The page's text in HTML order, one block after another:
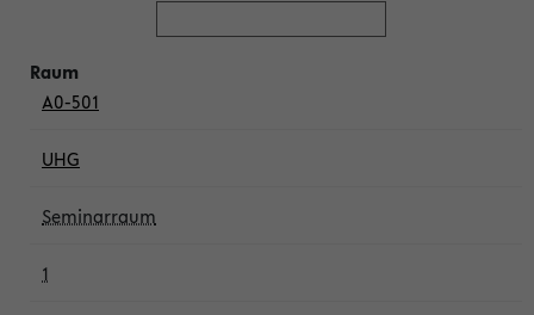
A0-501
UHG
Seminarraum
1